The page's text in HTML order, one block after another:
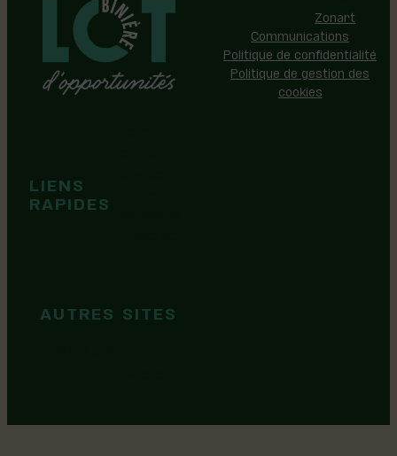
LIENS
RAPIDES
AUTRES SITES
Zonart
Communications
Politique de confidentialité
Politique de gestion des
cookies